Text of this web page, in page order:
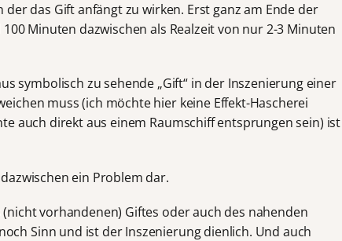
das Gift anfängt zu wirken. Erst ganz am Ende der
Minuten dazwischen als Realzeit von nur 2-3 Minuten
symbolisch zu sehende „Gift“ in der Inszenierung einer
muss (ich möchte hier keine Effekt-Hascherei
auch direkt aus einem Raumschiff entsprungen sein) ist
ein Problem dar.
vorhandenen) Giftes oder auch des nahenden
Sinn und ist der Inszenierung dienlich. Und auch